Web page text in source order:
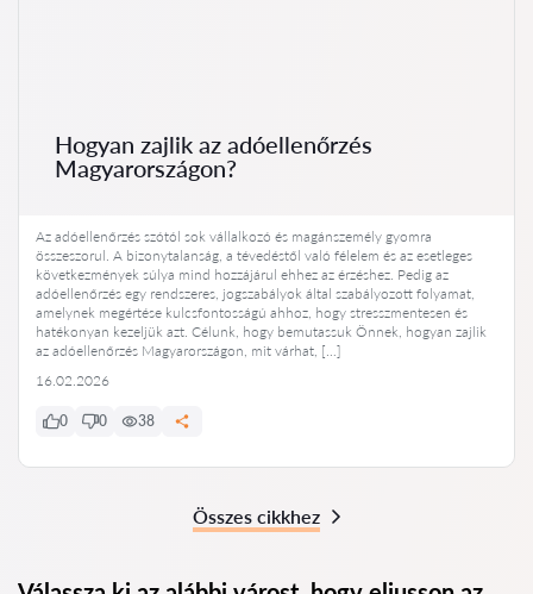
Hogyan zajlik az adóellenőrzés
Magyarországon?
Az adóellenőrzés szótól sok vállalkozó és magánszemély gyomra
összeszorul. A bizonytalanság, a tévedéstől való félelem és az esetleges
következmények súlya mind hozzájárul ehhez az érzéshez. Pedig az
adóellenőrzés egy rendszeres, jogszabályok által szabályozott folyamat,
amelynek megértése kulcsfontosságú ahhoz, hogy stresszmentesen és
hatékonyan kezeljük azt. Célunk, hogy bemutassuk Önnek, hogyan zajlik
az adóellenőrzés Magyarországon, mit várhat, […]
16.02.2026
0 0 38
Összes cikkhez